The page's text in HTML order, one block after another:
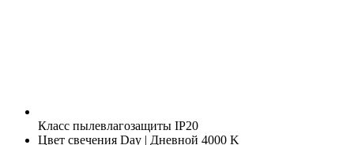
Класс пылевлагозащиты IP20
Цвет свечения Day | Дневной 4000 K